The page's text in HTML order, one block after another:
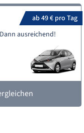
ab 49 € pro Tag
ausreichend!